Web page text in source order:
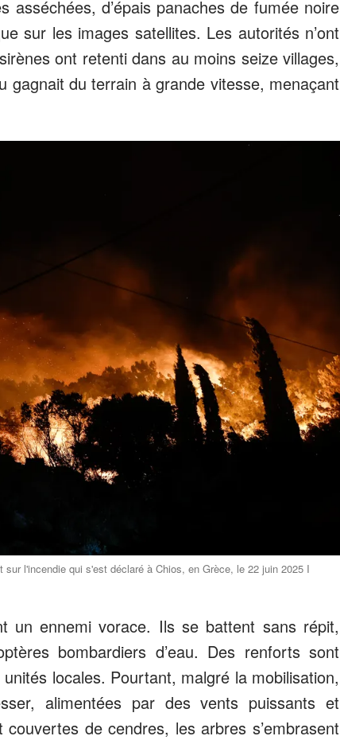
asséchées, d’épais panaches de fumée noire
sur les images satellites. Les autorités n’ont
ont retenti dans au moins seize villages,
gagnait du terrain à grande vitesse, menaçant
l'incendie qui s'est déclaré à Chios, en Grèce, le 22 juin 2025 I
un ennemi vorace. Ils se battent sans répit,
bombardiers d’eau. Des renforts sont
locales. Pourtant, malgré la mobilisation,
alimentées par des vents puissants et
de cendres, les arbres s’embrasent